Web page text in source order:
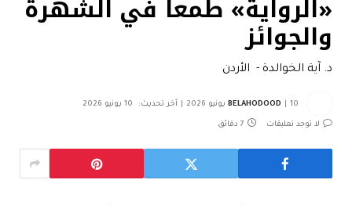
«الرواية» طمعا في الشهرة
والجوائز
د. آية الخوالدة - الأردن
BELAHODOOD 10 يونيو 2026 آخر تحديث: 10 يونيو 2026
لا توجد تعليقات 7 دقائق